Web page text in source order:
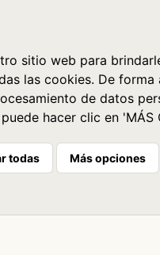
sitio web para
las cookies. De
de datos
hacer clic en 'MÁS
todas Más opciones